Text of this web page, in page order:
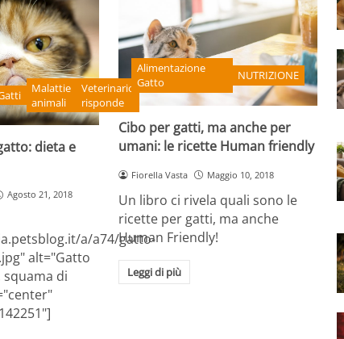
Malattie
animali
Veterinario
risponde
dieta e
Agosto 21, 2018
a/a74/gatto-
alt="Gatto
di
Alimentazione
Gatto
NUTRIZIONE
Cibo per gatti, ma anche per
umani: le ricette Human friendly
Fiorella Vasta Maggio 10, 2018
Un libro ci rivela quali sono le
ricette per gatti, ma anche
Human Friendly!
Leggi di più